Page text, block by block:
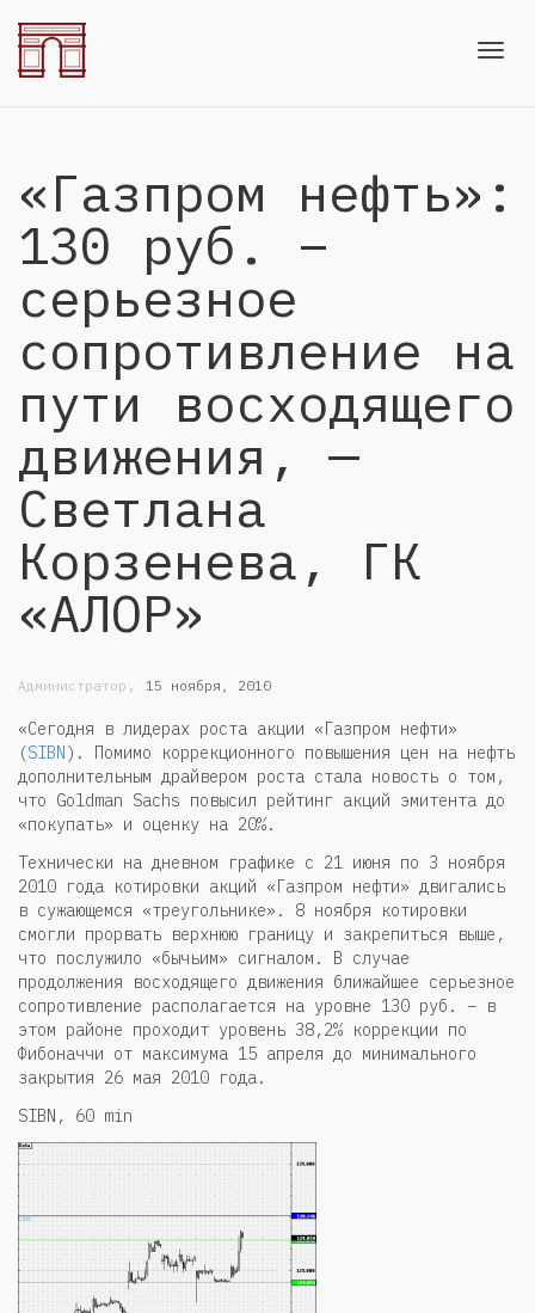
«Газпром нефть»:
130 руб. –
серьезное
сопротивление на
пути восходящего
движения, —
Светлана
Корзенева, ГК
«АЛОР»
Администратор , 15 ноября, 2010
«Сегодня в лидерах роста акции «Газпром нефти»
(SIBN). Помимо коррекционного повышения цен на нефть
дополнительным драйвером роста стала новость о том,
что Goldman Sachs повысил рейтинг акций эмитента до
«покупать» и оценку на 20%.
Технически на дневном графике с 21 июня по 3 ноября
2010 года котировки акций «Газпром нефти» двигались
в сужающемся «треугольнике». 8 ноября котировки
смогли прорвать верхнюю границу и закрепиться выше,
что послужило «бычьим» сигналом. В случае
продолжения восходящего движения ближайшее серьезное
сопротивление располагается на уровне 130 руб. – в
этом районе проходит уровень 38,2% коррекции по
Фибоначчи от максимума 15 апреля до минимального
закрытия 26 мая 2010 года.
SIBN, 60 min